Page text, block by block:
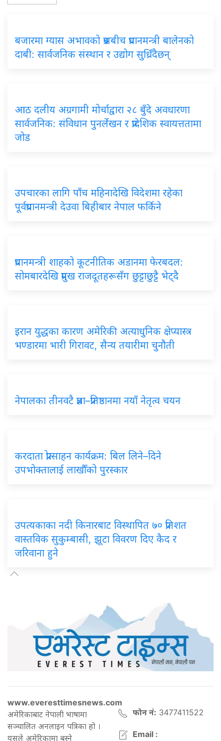
बजारमा ग्यास अभावको प्रश्नबीच प्रधानमन्त्री बालेनको
दाबी: सार्वजनिक संस्थान र उद्योग सुध्रिँदैछन्
आठ दलीय अग्रगामी मोर्चाद्वारा २८ बुँदे अवधारणा
सार्वजनिक: संविधान पुनर्लेखन र प्रादेशिक स्वायत्ततामा
जोड
उपचारका लागि पाँच महिनादेखि विदेशमा रहेका
पूर्वप्रधानमन्त्री देउवा बिहीबार नेपाल फर्किने
प्रधानमन्त्री शाहको कूटनीतिक अडानमा फेरबदल:
सोमबारदेखि प्रमुख राजदूतहरूसँग छुट्टाछुट्टै भेट्दै
इरान युद्धका कारण अमेरिकी अत्याधुनिक क्षेप्यास्त्र
भण्डारमा भारी गिरावट, सैन्य तयारीमा चुनौती
नेपालका तीनवटै प्रज्ञा–प्रतिष्ठानमा नयाँ नेतृत्व चयन
करदाता प्रोत्साहन कार्यक्रम: बिल लिने–दिने
उपभोक्तालाई लाखौँको पुरस्कार
उपत्यकाका नदी किनारबाट विस्थापित ७० प्रतिशत
वास्तविक सुकुम्बासी, झूटा विवरण दिए कैद र
जरिवाना हुने
www.everesttimesnews.com
अमेरिकाबाट नेपाली भाषामा
सञ्चालित अनलाइन पत्रिका हो ।
यसले अमेरिकामा बस्ने
फोन नं: 3477411522
Email :